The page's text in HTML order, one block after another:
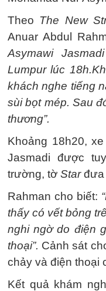
Theo The New
Anuar Abdul
Asymawi
Lumpur lúc 18h.
khách nghe tiếng
sùi bọt mép. Sau
thương”.
Khoảng 18h20,
Jasmadi được
trường, tờ Starđưa
Rahman cho biết:
thấy có vết bỏng
nghi ngờ do điện
thoại”. Cảnh sát
chảy và điện thoại
Kết quả khám